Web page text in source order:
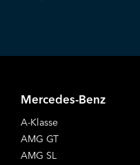
Mercedes-Benz
A-Klasse
AMG GT
AMG SL